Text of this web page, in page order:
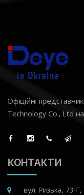
Офіційні
Technology Co., Ltd на
КОНТАКТИ
вул. Ризька, 73-Г,